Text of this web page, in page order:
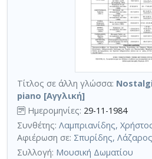
Τίτλος σε άλλη γλώσσα:
piano [Αγγλική]
Ημερομηνίες: 29-11-1984
Συνθέτης: Λαμπριανίδης,
Αφιέρωση σε: Σπυρίδης,
Συλλογή: Μουσική Δωματίου